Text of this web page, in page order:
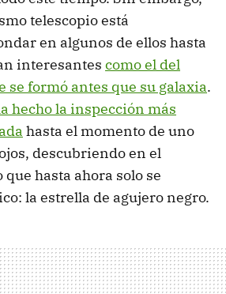
telescopio está
en algunos de ellos hasta
interesantes como el del
se formó antes que su galaxia.
hecho la inspección más
hasta el momento de uno
descubriendo en el
hasta ahora solo se
la estrella de agujero negro.